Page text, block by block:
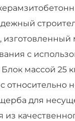
изготовленный
с
массой 25
относительно
для
из